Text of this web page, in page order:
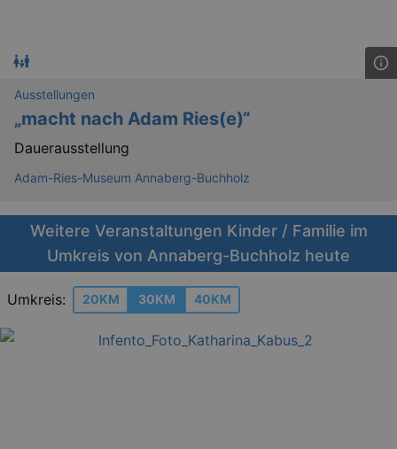
Ausstellungen
„macht nach Adam Ries(e)“
Dauerausstellung
Adam-Ries-Museum Annaberg-Buchholz
Weitere Veranstaltungen Kinder / Familie im
Umkreis von Annaberg-Buchholz heute
Umkreis: 20KM 30KM 40KM